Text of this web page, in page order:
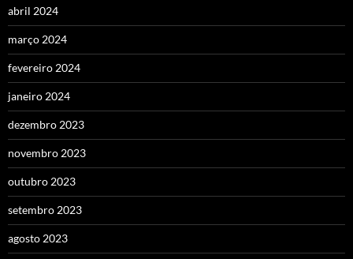
abril 2024
março 2024
fevereiro 2024
janeiro 2024
dezembro 2023
novembro 2023
outubro 2023
setembro 2023
agosto 2023